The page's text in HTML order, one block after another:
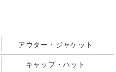
アウター・ジャケット
キャップ・ハット